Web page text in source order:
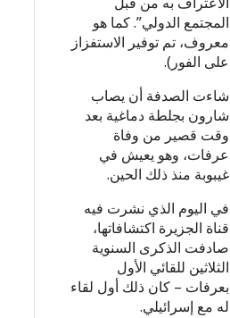
المجتمع الدولي”. كما هو
معروف، تم توفير الاستفزاز
على الفور).
شاءت الصدفة أن يصاب
شارون بجلطة دماغية بعد
وقت قصير من وفاة
عرفات، وهو يعيش في
غيبوبة منذ ذلك الحين.
في اليوم الذي نشرت فيه
قناة الجزيرة اكتشافاتها،
صادفت الذكرى السنوية
الثلاثين للقائي الأول
بعرفات – كان ذلك أول لقاء
له مع إسرائيلي.